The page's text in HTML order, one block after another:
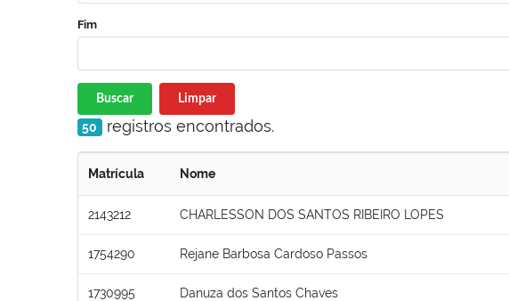
Fim
Buscar Limpar
50 registros encontrados.
Matrícula Nome
2143212 CHARLESSON DOS SANTOS RIBEIRO LOPES
1754290 Rejane Barbosa Cardoso Passos
1730995 Danuza dos Santos Chaves